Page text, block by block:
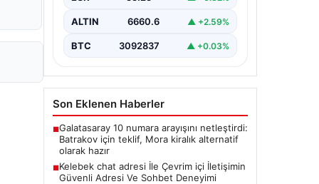
tarzda irtibat kurması kritik bir önem
ALTIN 6660.6 ▲ +2.59%
BTC 3092837 ▲ +0.03%
Son Eklenen Haberler
■Galatasaray 10 numara arayışını netleştirdi:
Batrakov için teklif, Mora kiralık alternatif
olarak hazır
■Kelebek chat adresi İle Çevrim içi İletişimin
Güvenli Adresi Ve Sohbet Deneyimi